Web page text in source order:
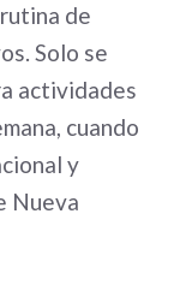
de
Solo se
actividades
cuando
y
Nueva